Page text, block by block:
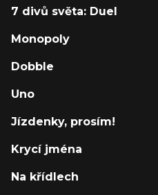
7 divů světa: Duel
Monopoly
Dobble
Uno
Jízdenky, prosím!
Krycí jména
Na křídlech